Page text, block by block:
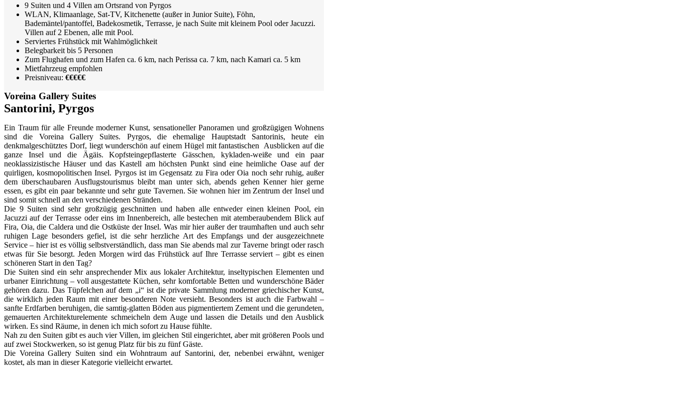
9 Suiten und 4 Villen am Ortsrand von Pyrgos
WLAN, Klimaanlage, Sat-TV, Kitchenette (außer in Junior Suite), Föhn,
Bademäntel/pantoffel, Badekosmetik, Terrasse, je nach Suite mit kleinem Pool oder Jacuzzi.
Villen auf 2 Ebenen, alle mit Pool.
Serviertes Frühstück mit Wahlmöglichkeit
Belegbarkeit bis 5 Personen
Zum Flughafen und zum Hafen ca. 6 km, nach Perissa ca. 7 km, nach Kamari ca. 5 km
Mietfahrzeug empfohlen
Preisniveau: €€€€€
Voreina Gallery Suites
Santorini, Pyrgos
Ein Traum für alle Freunde moderner Kunst, sensationeller Panoramen und großzügigen Wohnens
sind die Voreina Gallery Suites. Pyrgos, die ehemalige Hauptstadt Santorinis, heute ein
denkmalgeschütztes Dorf, liegt wunderschön auf einem Hügel mit fantastischen Ausblicken auf die
ganze Insel und die Ägäis. Kopfsteingepflasterte Gässchen, kykladen-weiße und ein paar
neoklassizistische Häuser und das Kastell am höchsten Punkt sind eine heimliche Oase auf der
quirligen, kosmopolitischen Insel. Pyrgos ist im Gegensatz zu Fira oder Oia noch sehr ruhig, außer
dem überschaubaren Ausflugstourismus bleibt man unter sich, abends gehen Kenner hier gerne
essen, es gibt ein paar bekannte und sehr gute Tavernen. Sie wohnen hier im Zentrum der Insel und
sind somit schnell an den verschiedenen Stränden.
Die 9 Suiten sind sehr großzügig geschnitten und haben alle entweder einen kleinen Pool, ein
Jacuzzi auf der Terrasse oder eins im Innenbereich, alle bestechen mit atemberaubendem Blick auf
Fira, Oia, die Caldera und die Ostküste der Insel. Was mir hier außer der traumhaften und auch sehr
ruhigen Lage besonders gefiel, ist die sehr herzliche Art des Empfangs und der ausgezeichnete
Service – hier ist es völlig selbstverständlich, dass man Sie abends mal zur Taverne bringt oder rasch
etwas für Sie besorgt. Jeden Morgen wird das Frühstück auf Ihre Terrasse serviert – gibt es einen
schöneren Start in den Tag?
Die Suiten sind ein sehr ansprechender Mix aus lokaler Architektur, inseltypischen Elementen und
urbaner Einrichtung – voll ausgestattete Küchen, sehr komfortable Betten und wunderschöne Bäder
gehören dazu. Das Tüpfelchen auf dem „i“ ist die private Sammlung moderner griechischer Kunst,
die wirklich jeden Raum mit einer besonderen Note versieht. Besonders ist auch die Farbwahl –
sanfte Erdfarben beruhigen, die samtig-glatten Böden aus pigmentiertem Zement und die gerundeten,
gemauerten Architekturelemente schmeicheln dem Auge und lassen die Details und den Ausblick
wirken. Es sind Räume, in denen ich mich sofort zu Hause fühlte.
Nah zu den Suiten gibt es auch vier Villen, im gleichen Stil eingerichtet, aber mit größeren Pools und
auf zwei Stockwerken, so ist genug Platz für bis zu fünf Gäste.
Die Voreina Gallery Suiten sind ein Wohntraum auf Santorini, der, nebenbei erwähnt, weniger
kostet, als man in dieser Kategorie vielleicht erwartet.